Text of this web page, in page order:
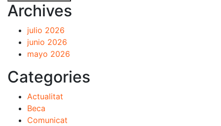
Archives
julio 2026
junio 2026
mayo 2026
Categories
Actualitat
Beca
Comunicat